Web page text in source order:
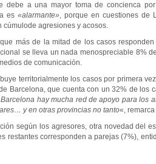
debe a una mayor toma de concienca
es «alarmante», porque en cuestiones de
agresiones y acosos.
más de la mitad de los casos
se lleva un nada menospreciable 8%
de comunicación.
territorialmente los casos por primera
Barcelona, que cuenta con un 32% de los
hay mucha red de apoyo para los
y en otras provincias no tanto«,
según los agresores, otra novedad del
restantes corresponden a parejas (7%),